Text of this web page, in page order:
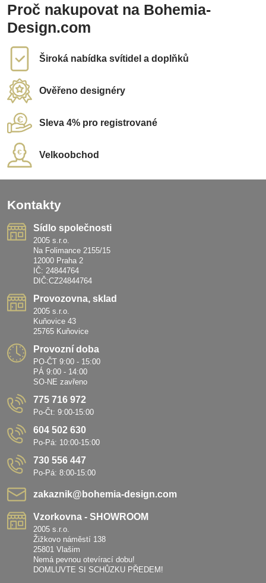
Proč nakupovat na Bohemia-
Design.com
Široká nabídka svítidel a doplňků
Ověřeno designéry
Sleva 4% pro registrované
Velkoobchod
Kontakty
Sídlo společnosti
2005 s.r.o.
Na Folimance 2155/15
12000 Praha 2
IČ: 24844764
DIČ:CZ24844764
Provozovna, sklad
2005 s.r.o.
Kuňovice 43
25765 Kuňovice
Provozní doba
PO-ČT 9:00 - 15:00
PÁ 9:00 - 14:00
SO-NE zavřeno
775 716 972
Po-Čt: 9:00-15:00
604 502 630
Po-Pá: 10:00-15:00
730 556 447
Po-Pá: 8:00-15:00
zakaznik​@bohemia-design​.com
Vzorkovna - SHOWROOM
2005 s.r.o.
Žižkovo náměstí 138
25801 Vlašim
Nemá pevnou otevírací dobu!
DOMLUVTE SI SCHŮZKU PŘEDEM!